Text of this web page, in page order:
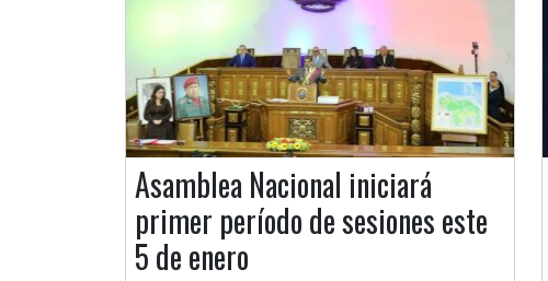
Asamblea Nacional iniciará
primer período de sesiones este
5 de enero